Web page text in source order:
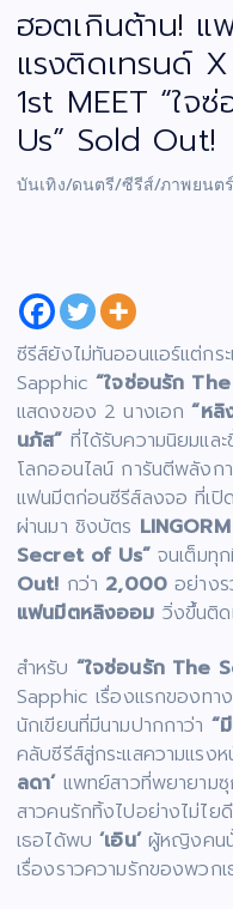
ฮอตเกินต้าน! แ
แรงติดเทรนด์
1st MEET “ใจ
Us” Sold Out!
บันเทิง/ดนตรี/ซีรีส์/ภาพยนตร์
ซีรีส์ยังไม่ทันออนแอร์แต่กร
Sapphic“ใจซ่อนรัก
แสดงของ 2 นางเอก“หลิ
นภัส” ที่ได้รับความนิยมแล
โลกออนไลน์ การันตีพลังก
แฟนมีตก่อนซีรีส์ลงจอ ที่เปิ
ผ่านมา ชิงบัตร
Secret of Us”จนเต็มทุ
Out! กว่า 2,000 อย่าง
แฟนมีตหลิงออม วิ่งขึ้นติด
สำหรับ “ใจซ่อนรัก The
Sapphic เรื่องแรกของท
นักเขียนที่มีนามปากกาว่า “
คลับซีรีส์สู่กระแสความแรง
ลดา’แพทย์สาวที่พยายาม
สาวคนรักทิ้งไปอย่างไม่ไ
เธอได้พบ‘เอิน’ผู้หญิงคนนั้
เรื่องราวความรักของพวก